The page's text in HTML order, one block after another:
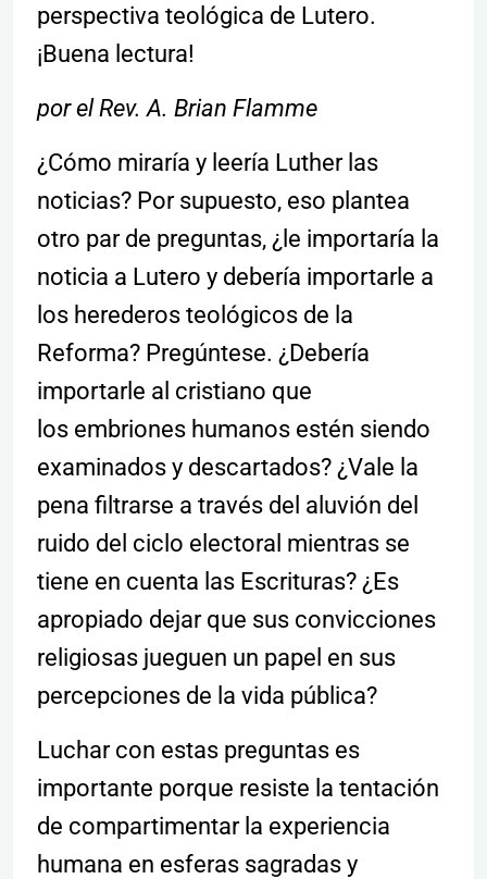
perspectiva teológica de Lutero.
¡Buena lectura!
por el Rev. A. Brian Flamme
¿Cómo miraría y leería Luther las
noticias? Por supuesto, eso plantea
otro par de preguntas, ¿le importaría la
noticia a Lutero y debería importarle a
los herederos teológicos de la
Reforma? Pregúntese. ¿Debería
importarle al cristiano que
los embriones humanos estén siendo
examinados y descartados? ¿Vale la
pena filtrarse a través del aluvión del
ruido del ciclo electoral mientras se
tiene en cuenta las Escrituras? ¿Es
apropiado dejar que sus convicciones
religiosas jueguen un papel en sus
percepciones de la vida pública?
Luchar con estas preguntas es
importante porque resiste la tentación
de compartimentar la experiencia
humana en esferas sagradas y